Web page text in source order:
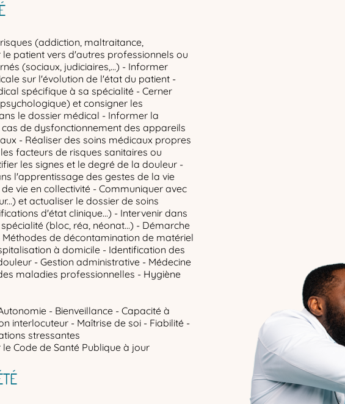
(addiction, maltraitance,
patient vers d'autres professionnels ou
(sociaux, judiciaires,...) - Informer
sur l'évolution de l'état du patient -
spécifique à sa spécialité - Cerner
et consigner les
le dossier médical - Informer la
de dysfonctionnement des appareils
- Réaliser des soins médicaux propres
facteurs de risques sanitaires ou
les signes et le degré de la douleur -
l'apprentissage des gestes de la vie
vie en collectivité - Communiquer avec
et actualiser le dossier de soins
d'état clinique...) - Intervenir dans
(bloc, réa, néonat…) - Démarche
Méthodes de décontamination de matériel
à domicile - Identification des
- Gestion administrative - Médecine
maladies professionnelles - Hygiène
- Bienveillance - Capacité à
interlocuteur - Maîtrise de soi - Fiabilité -
stressantes
Code de Santé Publique à jour